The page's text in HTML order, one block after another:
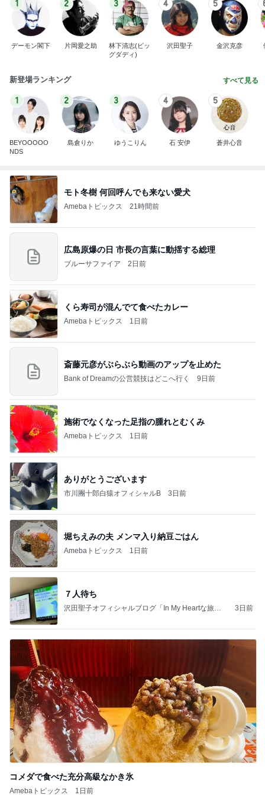
1
デーモン閣下
2
片岡愛之助
3
林下清志(ビッ
グダディ)
4
沢田聖子
5
金沢克彦
新登場ランキング すべて見る
1
BEYOOOOO
NDS
2
島倉りか
3
ゆうこりん
4
石 安伊
5
蒼井心音
モト冬樹 何回呼んでも来ない愛犬
Amebaトピックス 21時間前
広島原爆の日 市長の言葉に動揺する総理
ブルーサファイア 2日前
くら寿司が混んでて食べたカレー
Amebaトピックス 1日前
斎藤元彦がぶらぶら動画のアップを止めた
Bank of Dreamの公営競技はどこへ行く 9日前
施術でなくなった足指の腫れとむくみ
Amebaトピックス 1日前
ありがとうございます
市川團十郎白猿オフィシャルB 3日前
堀ちえみの夫 メンマ入り納豆ごはん
Amebaトピックス 1日前
７人待ち
沢田聖子オフィシャルブログ「In My Heartな旅日
3日前
コメダで食べた充分高級なかき氷
Amebaトピックス 1日前